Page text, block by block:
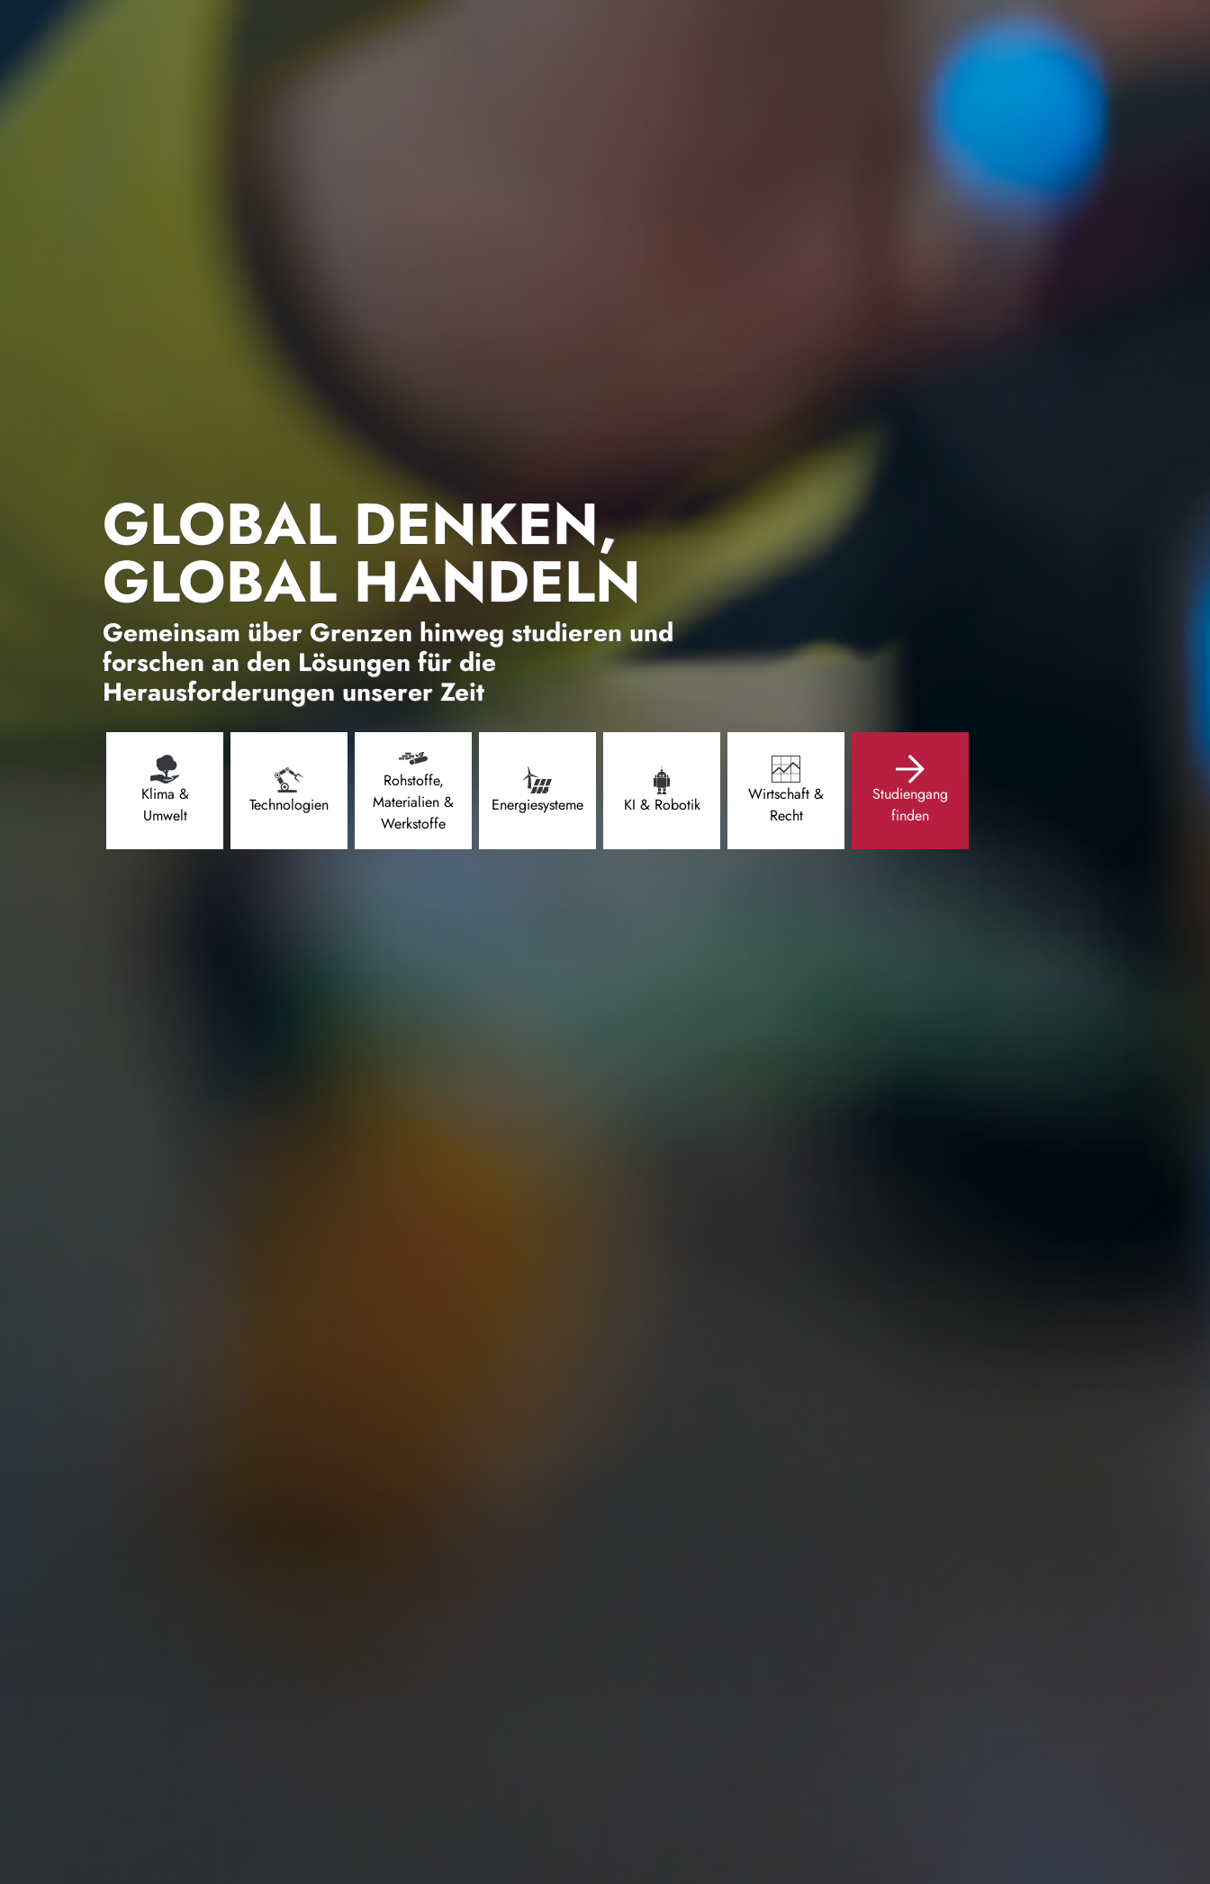
GLOBAL DENKEN,
GLOBAL HANDELN
Gemeinsam über Grenzen hinweg studieren und
forschen an den Lösungen für die
Herausforderungen unserer Zeit
Klima &
Umwelt
Technologien
Rohstoffe,
Materialien &
Werkstoffe
Energiesysteme KI & Robotik
Wirtschaft &
Recht
Studiengang
finden